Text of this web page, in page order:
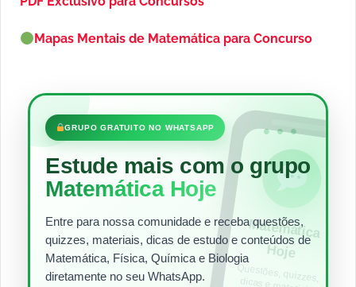
Mapas Mentais de Matemática para Concurso
•••
GRUPO GRATUITO NO WHATSAPP
Estude mais com o grupo
Matemática Hoje
Entre para nossa comunidade e receba questões,
quizzes, materiais, dicas de estudo e conteúdos de
Matemática, Física, Química e Biologia
diretamente no seu WhatsApp.
Matem
ática
Hoje
Questões, quizzes,
dicas e materiais
para estudar todos